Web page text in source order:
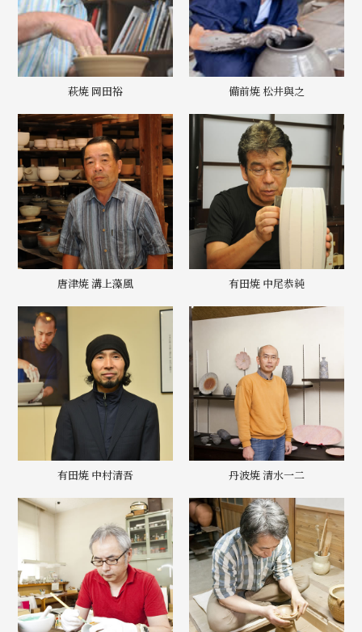
萩焼 岡田裕 備前焼 松井與之
唐津焼 溝上藻風 有田焼 中尾恭純
有田焼 中村清吾 丹波焼 清水一二